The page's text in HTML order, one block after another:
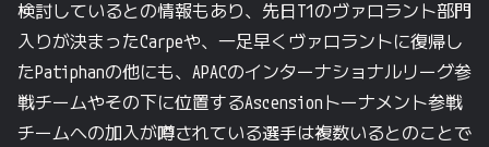
検討しているとの情報もあり、先日T1のヴァロラント部門
入りが決まったCarpeや、一足早くヴァロラントに復帰し
たPatiphanの他にも、APACのインターナショナルリーグ参
戦チームやその下に位置するAscensionトーナメント参戦
チームへの加入が噂されている選手は複数いるとのことで